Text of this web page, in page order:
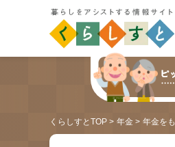
くらしすとTOP 年金 年金を